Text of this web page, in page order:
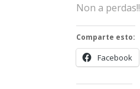
Non a perdas!!
Comparte esto:
Facebook